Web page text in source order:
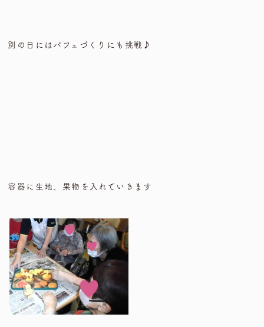
別の日にはパフェづくりにも挑戦♪
容器に生地、果物を入れていきます